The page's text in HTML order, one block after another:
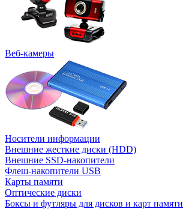
Веб-камеры
Носители информации
Внешние жесткие диски (HDD)
Внешние SSD-накопители
Флеш-накопители USB
Карты памяти
Оптические диски
Боксы и футляры для дисков и карт памяти